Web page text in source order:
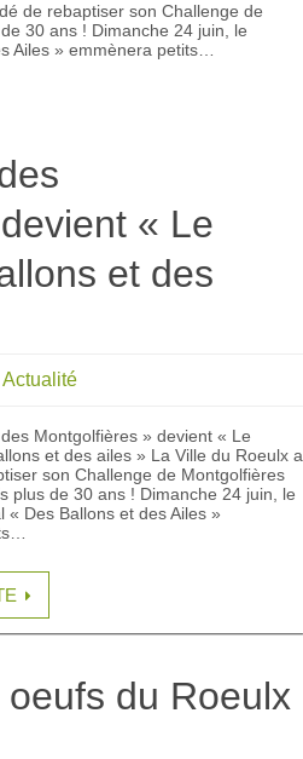
de rebaptiser son Challenge de
30 ans ! Dimanche 24 juin, le
Ailes » emmènera petits…
« Le
et des
Actualité
Montgolfières » devient « Le
et des ailes » La Ville du Roeulx a
son Challenge de Montgolfières
plus de 30 ans ! Dimanche 24 juin, le
« Des Ballons et des Ailes »
du Roeulx